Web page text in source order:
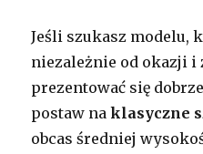
Jeśli szukasz modelu,
niezależnie od okazji i
prezentować się
postaw naklasyczne
obcas średniej